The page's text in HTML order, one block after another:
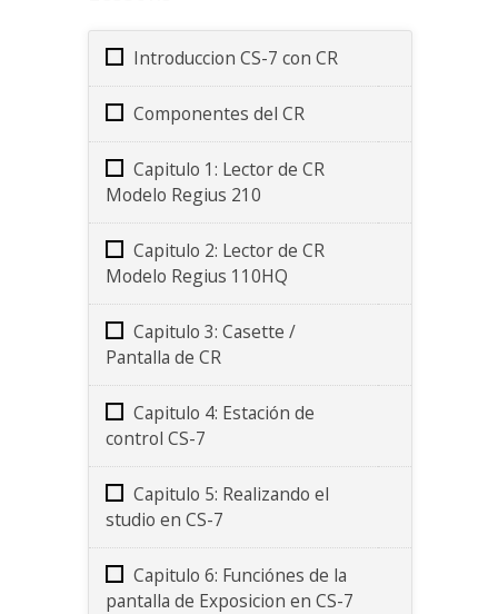
Introduccion CS-7 con CR
Componentes del CR
Capitulo 1: Lector de CR
Modelo Regius 210
Capitulo 2: Lector de CR
Modelo Regius 110HQ
Capitulo 3: Casette /
Pantalla de CR
Capitulo 4: Estación de
control CS-7
Capitulo 5: Realizando el
studio en CS-7
Capitulo 6: Funciónes de la
pantalla de Exposicion en CS-7